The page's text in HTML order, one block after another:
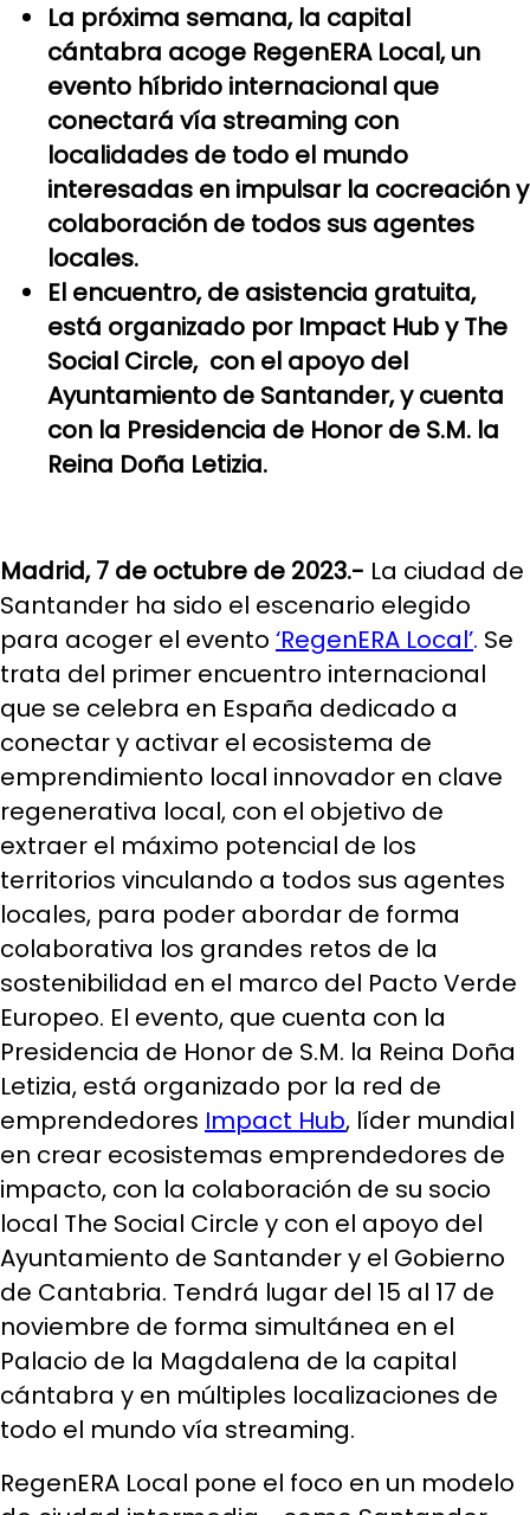
La próxima semana, la capital
cántabra acoge RegenERA Local, un
evento híbrido internacional que
conectará vía streaming con
localidades de todo el mundo
interesadas en impulsar la cocreación y
colaboración de todos sus agentes
locales.
El encuentro, de asistencia gratuita,
está organizado por Impact Hub y The
Social Circle, con el apoyo del
Ayuntamiento de Santander, y cuenta
con la Presidencia de Honor de S.M. la
Reina Doña Letizia.
Madrid, 7 de octubre de 2023.- La ciudad de
Santander ha sido el escenario elegido
para acoger el evento ‘RegenERA Local’. Se
trata del primer encuentro internacional
que se celebra en España dedicado a
conectar y activar el ecosistema de
emprendimiento local innovador en clave
regenerativa local, con el objetivo de
extraer el máximo potencial de los
territorios vinculando a todos sus agentes
locales, para poder abordar de forma
colaborativa los grandes retos de la
sostenibilidad en el marco del Pacto Verde
Europeo. El evento, que cuenta con la
Presidencia de Honor de S.M. la Reina Doña
Letizia, está organizado por la red de
emprendedores Impact Hub, líder mundial
en crear ecosistemas emprendedores de
impacto, con la colaboración de su socio
local The Social Circle y con el apoyo del
Ayuntamiento de Santander y el Gobierno
de Cantabria. Tendrá lugar del 15 al 17 de
noviembre de forma simultánea en el
Palacio de la Magdalena de la capital
cántabra y en múltiples localizaciones de
todo el mundo vía streaming.
RegenERA Local pone el foco en un modelo